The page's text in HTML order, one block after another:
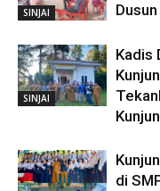
SINJAI
SINJAI
Kadis
di